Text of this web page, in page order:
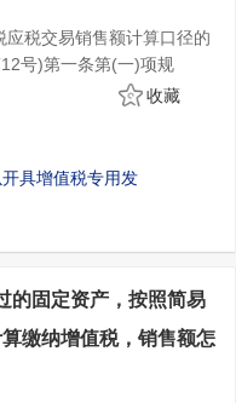
击【确定】。
】后流程结束。
，更正成功后会弹出相
性承担责任。
报期限之内，且未开具
且超出缴款期限的，应
更正最末一个已申报的
，不得再对当年内的季度
收率计算缴纳增值税
车经销等若干增值税征
第9号)规定：“一、自
二手车经销业务的纳税人
动政策，比照上述公式
定资产，按照简易计税
税，销售额=含税销售额
税交易销售额计算口径的
号)第一条第(一)项规
买入价后的余额计算销售
期与下期转让金融商品销
转入下一个会计年度。
。
税专用发票。”
收藏
具增值税专用发
的固定资产，按照简易
缴纳增值税，销售额怎